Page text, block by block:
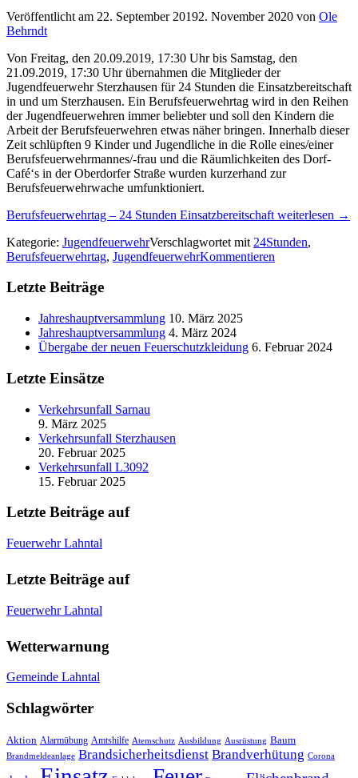
Veröffentlicht am 22. September 20192. November 2020 von Ole
Behrndt
Von Freitag, den 20.09.2019, 17:30 Uhr bis Samstag, den
21.09.2019, 17:30 Uhr übernahmen die Mitglieder der
Jugendfeuerwehr Sterzhausen für 24 Stunden die Einsatzbereitschaft
in und um Sterzhausen. Ein Berufsfeuerwehrtag wird in den Reihen
der Jugendfeuerwehren immer beliebter und soll den Kindern die
Arbeit der Berufsfeuerwehren etwas näher bringen. Innerhalb dieser
Zeit schlüpften 9 Kinder und Jugendliche in die Rolle eines/einer
Berufsfeuerwehrmannes/-frau und die Räumlichkeiten des Dorf-
Café‘s in der Oberdorfer Straße wurden kurzerhand zur
Berufsfeuerwehrwache umfunktioniert.
Berufsfeuerwehrtag – 24 Stunden Einsatzbereitschaft weiterlesen →
Kategorie: JugendfeuerwehrVerschlagwortet mit 24Stunden,
Berufsfeuerwehrtag, JugendfeuerwehrKommentieren
Letzte Beiträge
Jahreshauptversammlung 10. März 2025
Jahreshauptversammlung 4. März 2024
Übergabe der neuen Feuerschutzkleidung 6. Februar 2024
Letzte Einsätze
Verkehrsunfall Sarnau
9. März 2025
Verkehrsunfall Sterzhausen
20. Februar 2025
Verkehrsunfall L3092
15. Februar 2025
Letzte Beiträge auf
Feuerwehr Lahntal
Letzte Beiträge auf
Feuerwehr Lahntal
Wetterwarnung
Gemeinde Lahntal
Schlagwörter
Aktion Alarmübung Amtshilfe Atemschutz Ausbildung Ausrüstung Baum
Brandmeldeanlage Brandsicherheitsdienst Brandverhütung Corona